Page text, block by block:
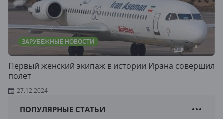
ЗАРУБЕЖНЫЕ НОВОСТИ
Первый женский экипаж в истории Ирана совершил
полет
27.12.2024
ПОПУЛЯРНЫЕ СТАТЬИ